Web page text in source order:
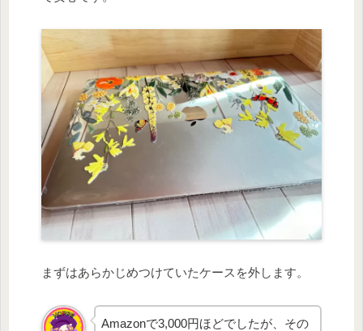
まずはあらかじめつけていたケースを外します。
Amazonで3,000円ほどでしたが、その